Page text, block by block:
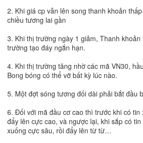
2. Khi giá cp vẫn lên song thanh khoản
chiều tương lai gần
3. Khi thị trường ngày 1 giảm, Thanh
trường tạo đáy ngắn hạn.
4. Khi thị trường tăng nhờ các mã VN30,
Bong bóng có thể vỡ bất kỳ lúc nào.
5. Một đợt sóng tương đối dài phải bắt đầu
6. Đối với mã đầu cơ cao thì trước khi có tin
đẩy lên cực cao, và ngược lại, khi sắp có
xuống cực sâu, rồi đẩy lên từ từ…